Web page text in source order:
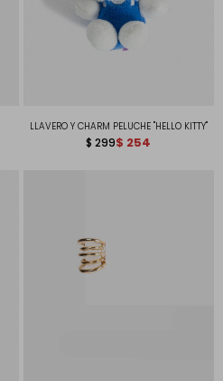
LLAVERO Y CHARM PELUCHE "HELLO KITTY"
$ 299$ 254